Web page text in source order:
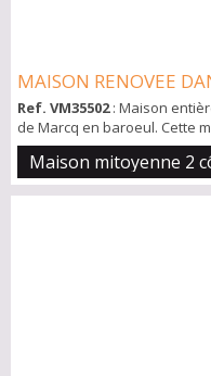
MAISON RENOVEE
Ref. VM35502: Maison
de Marcq en baroeul. Cette
traversant donnant
jardin avec sa cuisine
chambres et une salle de
retrouvons une autre
Maison mitoyenne 2